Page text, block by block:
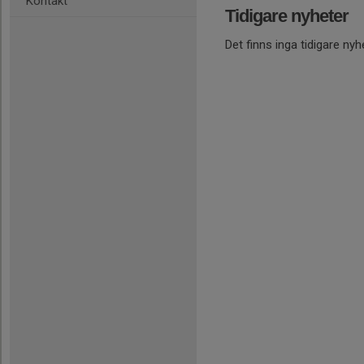
Tidigare nyheter
Det finns inga tidigare